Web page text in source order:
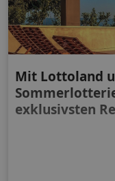
Mit Lottoland
exklusivsten